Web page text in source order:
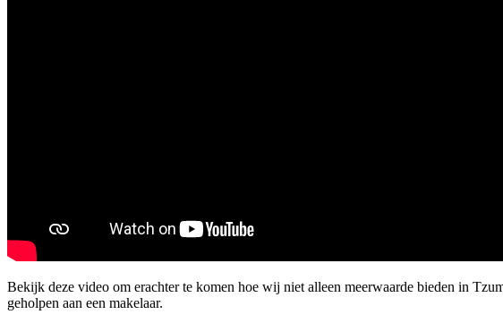
Bekijk deze video om erachter te komen hoe wij niet alleen meerwaarde bieden in
geholpen aan een makelaar.